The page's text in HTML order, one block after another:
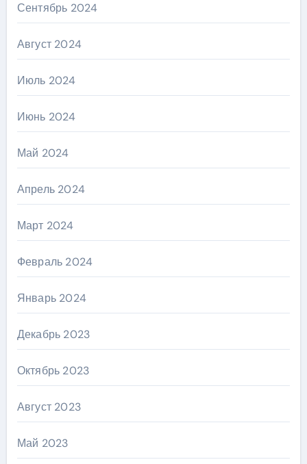
Сентябрь 2024
Август 2024
Июль 2024
Июнь 2024
Май 2024
Апрель 2024
Март 2024
Февраль 2024
Январь 2024
Декабрь 2023
Октябрь 2023
Август 2023
Май 2023